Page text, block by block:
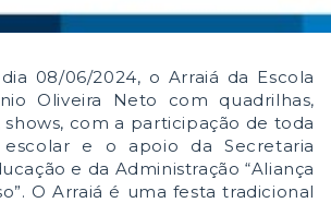
08/06/2024, o Arraiá da Escola
Oliveira Neto com quadrilhas,
shows, com a participação de toda
e o apoio da Secretaria
e da Administração “Aliança
O Arraiá é uma festa tradicional